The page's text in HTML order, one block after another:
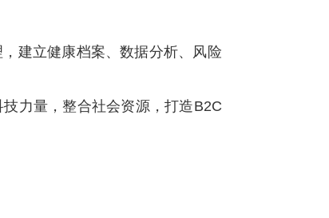
建立健康档案、数据分析、风险
力量，整合社会资源，打造B2C